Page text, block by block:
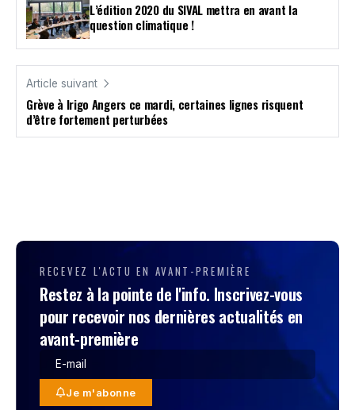
L’édition 2020 du SIVAL mettra en avant la
question climatique !
Article suivant
Grève à Irigo Angers ce mardi, certaines lignes risquent
d’être fortement perturbées
RECEVEZ L'ACTU EN AVANT-PREMIÈRE
Restez à la pointe de l'info. Inscrivez-vous
pour recevoir nos dernières actualités en
avant-première
Je m'abonne